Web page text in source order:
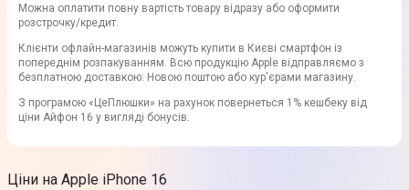
Можна оплатити повну вартість товару відразу або оформити
розстрочку/кредит.
Клієнти офлайн-магазинів можуть купити в Києві смартфон із
попереднім розпакуванням. Всю продукцію Apple відправляємо з
безплатною доставкою: Новою поштою або кур'єрами магазину.
З програмою «ЦеПлюшки» на рахунок повернеться 1% кешбеку від
ціни Айфон 16 у вигляді бонусів.
Ціни на Apple iPhone 16